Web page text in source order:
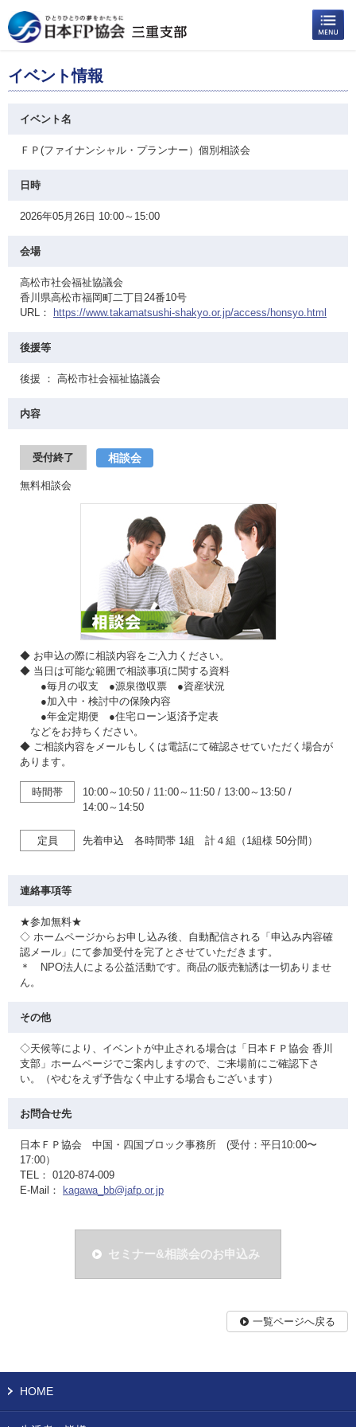
イベント情報
イベント名
ＦＰ(ファイナンシャル・プランナー）個別相談会
日時
2026年05月26日 10:00～15:00
会場
高松市社会福祉協議会
香川県高松市福岡町二丁目24番10号
URL：
https://www.takamatsushi-shakyo.or.jp/access/honsyo.html
後援等
後援 ： 高松市社会福祉協議会
内容
受付終了 相談会
無料相談会
◆ お申込の際に相談内容をご入力ください。
◆ 当日は可能な範囲で相談事項に関する資料
●毎月の収支 ●源泉徴収票 ●資産状況
●加入中・検討中の保険内容
●年金定期便 ●住宅ローン返済予定表
などをお持ちください。
◆ ご相談内容をメールもしくは電話にて確認させていただく場合が
あります。
時間帯 10:00～10:50 / 11:00～11:50 / 13:00～13:50 /
14:00～14:50
定員 先着申込 各時間帯 1組 計４組（1組様 50分間）
連絡事項等
★参加無料★
◇ ホームページからお申し込み後、自動配信される「申込み内容確
認メール」にて参加受付を完了とさせていただきます。
＊ NPO法人による公益活動です。商品の販売勧誘は一切ありませ
ん。
その他
◇天候等により、イベントが中止される場合は「日本ＦＰ協会 香川
支部」ホームページでご案内しますので、ご来場前にご確認下さ
い。（やむをえず予告なく中止する場合もございます）
お問合せ先
日本ＦＰ協会 中国・四国ブロック事務所 (受付：平日10:00〜
17:00）
TEL： 0120-874-009
E-Mail：
kagawa_bb@jafp.or.jp
セミナー&相談会のお申込み
一覧ページへ戻る
HOME